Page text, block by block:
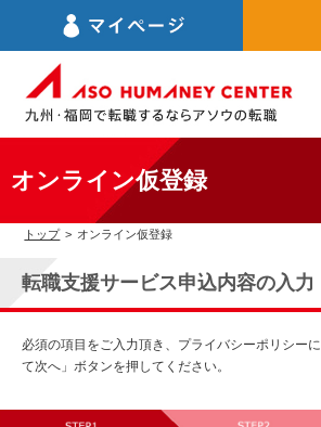
オンライン仮登録
トップ > オンライン仮登録
転職支援サービス申込内容の入力
必須の項目をご入力頂き、プライバシーポリシー
て次へ」ボタンを押してください。